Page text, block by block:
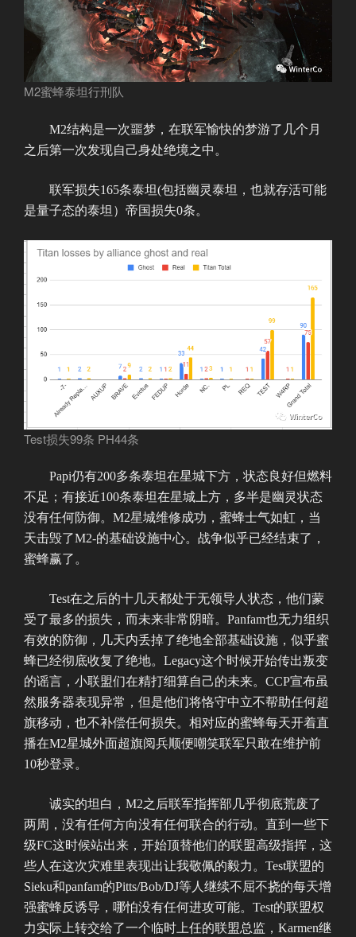
M2蜜蜂泰坦行刑队
M2结构是一次噩梦，在联军愉快的梦游了几个月
之后第一次发现自己身处绝境之中。
联军损失165条泰坦(包括幽灵泰坦，也就存活可能
是量子态的泰坦）帝国损失0条。
Test损失99条 PH44条
Papi仍有200多条泰坦在星城下方，状态良好但燃料
不足；有接近100条泰坦在星城上方，多半是幽灵状态
没有任何防御。M2星城维修成功，蜜蜂士气如虹，当
天击毁了M2-的基础设施中心。战争似乎已经结束了，
蜜蜂赢了。
Test在之后的十几天都处于无领导人状态，他们蒙
受了最多的损失，而未来非常阴暗。Panfam也无力组织
有效的防御，几天内丢掉了绝地全部基础设施，似乎蜜
蜂已经彻底收复了绝地。Legacy这个时候开始传出叛变
的谣言，小联盟们在精打细算自己的未来。CCP宣布虽
然服务器表现异常，但是他们将恪守中立不帮助任何超
旗移动，也不补偿任何损失。相对应的蜜蜂每天开着直
播在M2星城外面超旗阅兵顺便嘲笑联军只敢在维护前
10秒登录。
诚实的坦白，M2之后联军指挥部几乎彻底荒废了
两周，没有任何方向没有任何联合的行动。直到一些下
级FC这时候站出来，开始顶替他们的联盟高级指挥，这
些人在这次灾难里表现出让我敬佩的毅力。Test联盟的
Sieku和panfam的Pitts/Bob/DJ等人继续不屈不挠的每天增
强蜜蜂反诱导，哪怕没有任何进攻可能。Test的联盟权
力实际上转交给了一个临时上任的联盟总监，Karmen继